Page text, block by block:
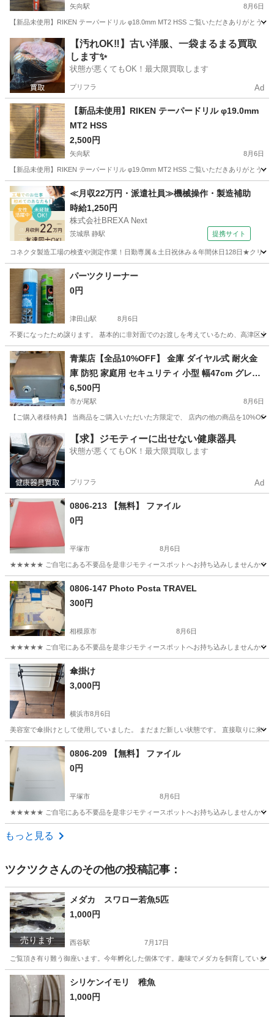
矢向駅 8月6日
【新品未使用】RIKEN テーパードリル φ18.0mm MT2 HSS ご覧いただきありがとう
神奈川 横浜市 矢向駅 その他 RIKEN
【汚れOK‼️】古い洋服、一袋まるまる買取
します✨
状態が悪くてもOK！最大限買取します
プリフラ Ad
【新品未使用】RIKEN テーパードリル φ19.0mm
MT2 HSS
2,500円
矢向駅 8月6日
【新品未使用】RIKEN テーパードリル φ19.0mm MT2 HSS ご覧いただきありがとう
神奈川 横浜市 矢向駅 その他
≪月収22万円・派遣社員≫機械操作・製造補助
時給1,250円
株式会社BREXA Next
茨城県 静駅 提携サイト
コネクタ製造工場の検査や測定作業！日勤専属＆土日祝休み＆年間休日128日★クリ
茨城 常陸大宮市 静駅 その他
パーツクリーナー
0円
津田山駅 8月6日
不要になったため譲ります。 基本的に非対面でのお渡しを考えているため、高津区上
神奈川 川崎市 津田山駅 クリーナー
青葉店【全品10%OFF】 金庫 ダイヤル式 耐火金
庫 防犯 家庭用 セキュリティ 小型 幅47cm グレー
鍵1本付き シリンダー 二重ロック
6,500円
市が尾駅 8月6日
【ご購入者様特典】 当商品をご購入いただいた方限定で、 店内の他の商品を
神奈川 横浜市 市が尾駅 その他
【求】ジモティーに出せない健康器具
状態が悪くてもOK！最大限買取します
プリフラ Ad
0806-213 【無料】 ファイル
0円
平塚市 8月6日
★★★★★ ご自宅にある不要品を是非ジモティースポットへお持ち込みしませんか？
神奈川 平塚市 0806-147 Photo Posta TRAVEL
300円
相模原市 8月6日
★★★★★ ご自宅にある不要品を是非ジモティースポットへお持ち込みしませんか？
神奈川 相模原市 その他
傘掛け
3,000円
横浜市8月6日
美容室で傘掛けとして使用していました。 まだまだ新しい状態です。 直接取りに来て
神奈川 横浜市 0806-209 【無料】 ファイル
0円
平塚市 8月6日
★★★★★ ご自宅にある不要品を是非ジモティースポットへお持ち込みしませんか？
神奈川 平塚市
もっと見る
ツクツク さんのその他の投稿記事：
売ります
メダカ スワロー若魚5匹
1,000円
西谷駅 7月17日
ご覧頂き有り難う御座います。今年孵化した個体です。趣味でメダカを飼育していま
神奈川 横浜市 西谷駅 その他
シリケンイモリ 稚魚
1,000円